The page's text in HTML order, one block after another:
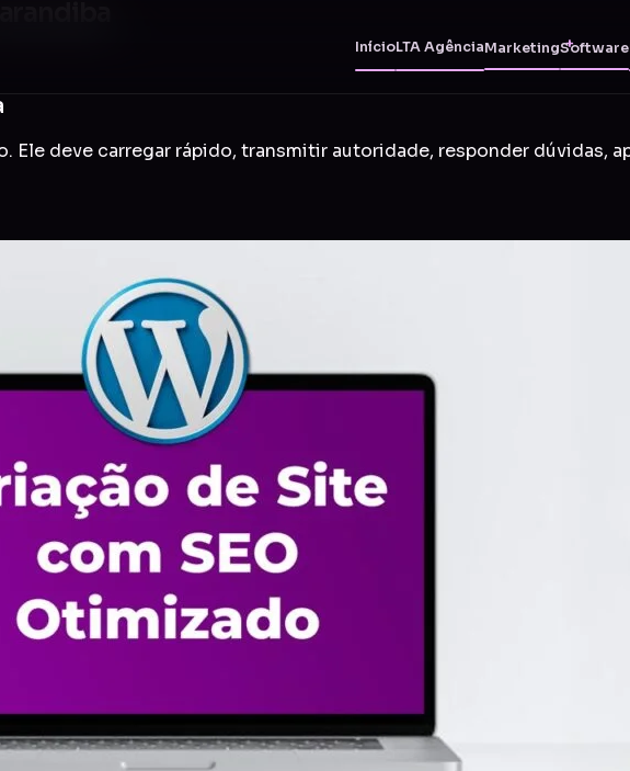
InícioLTA AgênciaMarketingSoftware
Ele deve carregar rápido, transmitir autoridade, responder dúvidas,